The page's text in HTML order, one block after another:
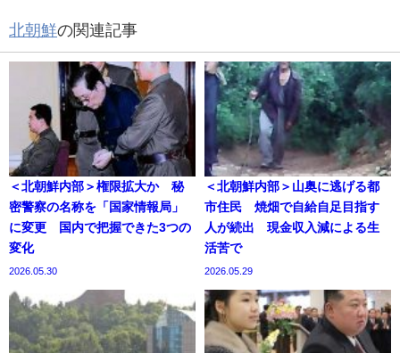
北朝鮮の関連記事
＜北朝鮮内部＞権限拡大か 秘
密警察の名称を「国家情報局」
に変更 国内で把握できた3つの
変化
2026.05.30
＜北朝鮮内部＞山奥に逃げる都
市住民 焼畑で自給自足目指す
人が続出 現金収入減による生
活苦で
2026.05.29